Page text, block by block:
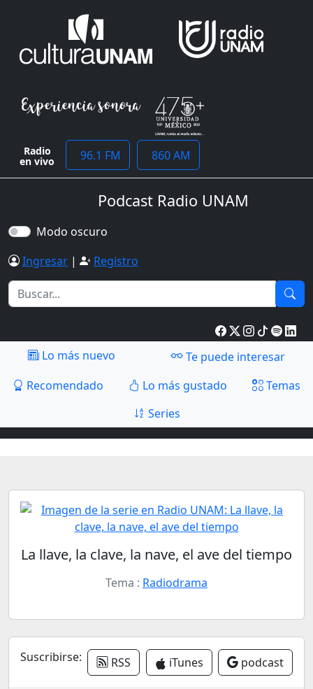
Radio
en vivo 96.1 FM 860 AM
Podcast Radio UNAM
Modo oscuro
Ingresar | Registro
Lo más nuevo
Te puede interesar
Recomendado
Lo más gustado
Temas
Series
La llave, la clave, la nave, el ave del tiempo
Tema : Radiodrama
Suscribirse: RSS iTunes podcast